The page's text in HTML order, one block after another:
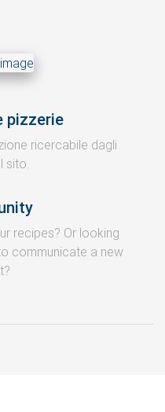
pizzerie
ricercabile dagli
sito.
recipes? Or looking
communicate a new